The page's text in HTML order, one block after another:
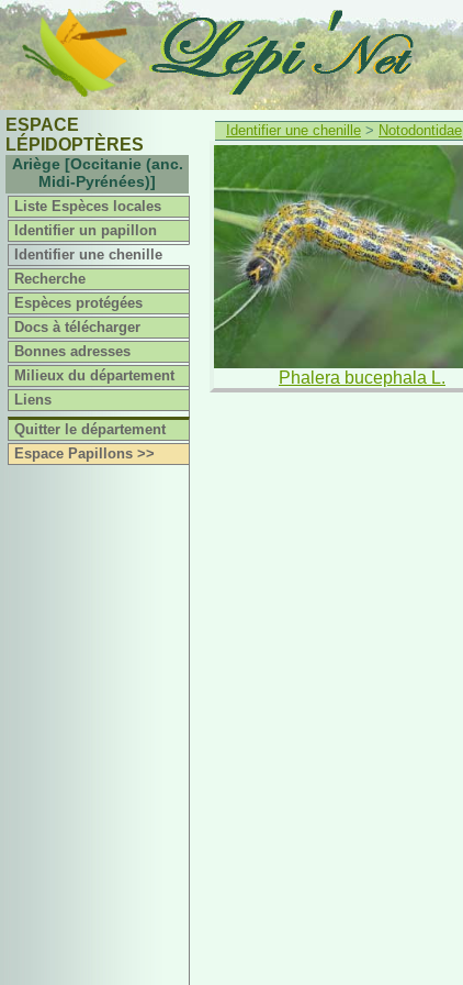
ESPACE
LÉPIDOPTÈRES
Ariège [Occitanie (anc.
Midi-Pyrénées)]
Liste Espèces locales
Identifier un papillon
Identifier une chenille
Recherche
Espèces protégées
Docs à télécharger
Bonnes adresses
Milieux du département
Liens
Quitter le département
Espace Papillons >>
Identifier une chenille > Notodontidae
Phalera bucephala L.